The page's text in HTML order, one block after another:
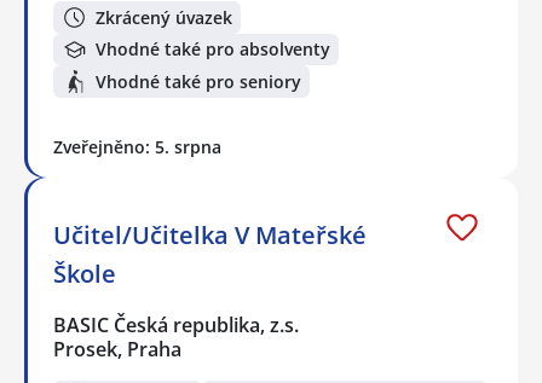
Zkrácený úvazek
Vhodné také pro absolventy
Vhodné také pro seniory
Zveřejněno: 5. srpna
Učitel/Učitelka V Mateřské
Škole
BASIC Česká republika, z.s.
Prosek, Praha